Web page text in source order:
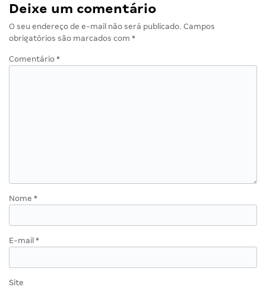
Deixe um comentário
O seu endereço de e-mail não será publicado. Campos
obrigatórios são marcados com *
Comentário *
Nome *
E-mail *
Site